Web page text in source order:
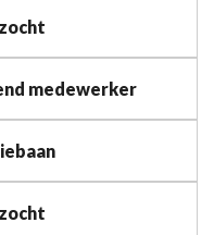
medewerker